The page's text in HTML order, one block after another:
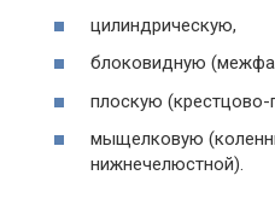
цилиндрическую,
блоковидную
плоскую
мыщелковую
нижнечелюстной).